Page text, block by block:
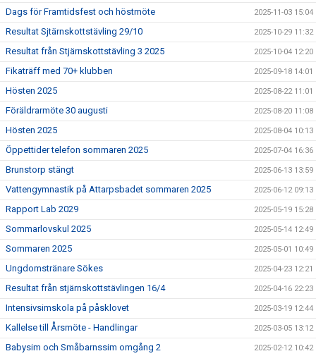
Dags för Framtidsfest och höstmöte 2025-11-03 15:04
Resultat Sjtärnskottstävling 29/10 2025-10-29 11:32
Resultat från Stjärnskottstävling 3 2025 2025-10-04 12:20
Fikaträff med 70+ klubben 2025-09-18 14:01
Hösten 2025 2025-08-22 11:01
Föräldrarmöte 30 augusti 2025-08-20 11:08
Hösten 2025 2025-08-04 10:13
Öppettider telefon sommaren 2025 2025-07-04 16:36
Brunstorp stängt 2025-06-13 13:59
Vattengymnastik på Attarpsbadet sommaren 2025 2025-06-12 09:13
Rapport Lab 2029 2025-05-19 15:28
Sommarlovskul 2025 2025-05-14 12:49
Sommaren 2025 2025-05-01 10:49
Ungdomstränare Sökes 2025-04-23 12:21
Resultat från stjärnskottstävlingen 16/4 2025-04-16 22:23
Intensivsimskola på påsklovet 2025-03-19 12:44
Kallelse till Årsmöte - Handlingar 2025-03-05 13:12
Babysim och Småbarnssim omgång 2 2025-02-12 10:42